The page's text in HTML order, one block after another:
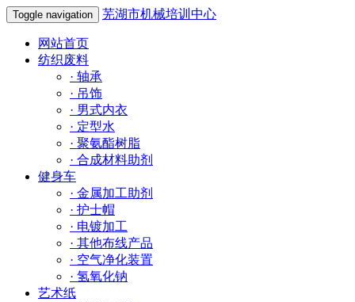
Toggle navigation 芜湖市机械培训中心
网站首页
纺织废料
· 轴承
· 吊饰
· 男式内衣
· 定型水
· 聚氨酯树脂
· 合成材料助剂
健身车
· 金属加工助剂
· 护士帽
· 电镀加工
· 其他布线产品
· 空气净化装置
· 氢氧化钠
艺术纸